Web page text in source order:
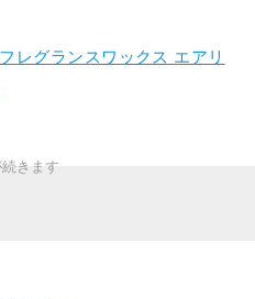
レグランスワックス エアリ